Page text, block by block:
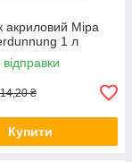
акриловий Mipa
1 л
₴
Купити